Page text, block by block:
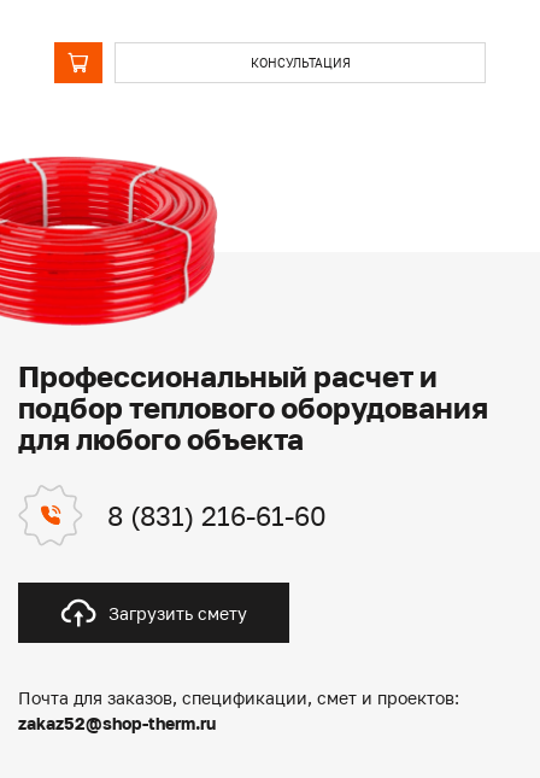
КОНСУЛЬТАЦИЯ
Профессиональный расчет и
подбор теплового оборудования
для любого объекта
8 (831) 216-61-60
Загрузить смету
Почта для заказов, спецификации, смет и проектов:
zakaz52@shop-therm.ru